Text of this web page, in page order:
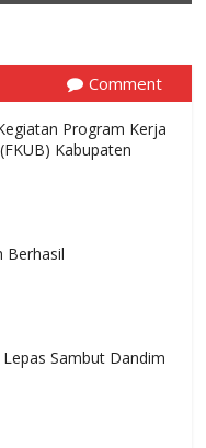
Comment
Program Kerja
Kabupaten
Berhasil
Sambut Dandim